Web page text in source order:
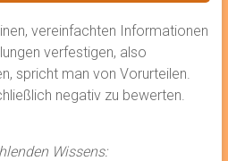
vereinfachten Informationen
verfestigen, also
spricht man von Vorurteilen.
negativ zu bewerten.
Wissens: